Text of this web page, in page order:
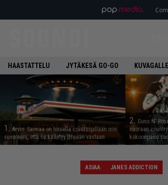
HAASTATTELU JYTÄKESÄ GO-GO
1. Arvio: Saimaa on toisella covertripillään niin
suvereeni, että se kääntyy itseään vastaan
2. Guns N’
suoraan
kokoonpano
ASIAA JANES ADDICTION